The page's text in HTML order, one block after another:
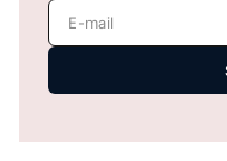
E-mail